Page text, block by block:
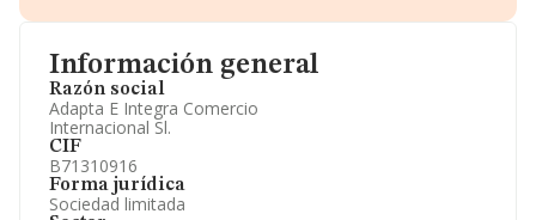
Información general
Razón social
Adapta E Integra Comercio
Internacional Sl.
CIF
B71310916
Forma jurídica
Sociedad limitada
Accionistas.
Artículos de prensa publicados sobre la empresa.
Información oficial y registral complementaria.